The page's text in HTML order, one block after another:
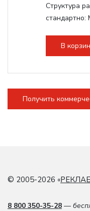
Структура
стандартно:
Дисплей:
Подъемный
20мм,
В
Получить
© 2005-2026 «
8 800 350-35-28 —